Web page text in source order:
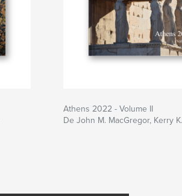
Athens 2022 - Volume II
De John M. MacGregor, Kerry